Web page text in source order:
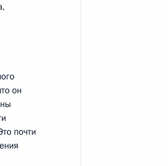
он
почти